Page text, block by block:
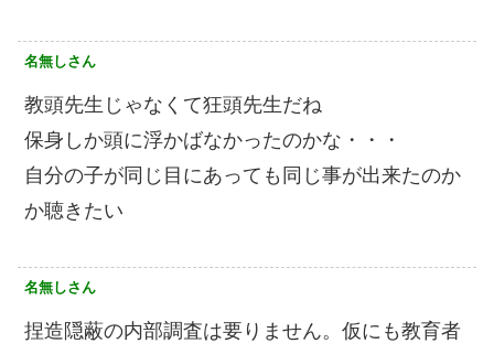
名無しさん
教頭先生じゃなくて狂頭先生だね
保身しか頭に浮かばなかったのかな・・・
自分の子が同じ目にあっても同じ事が出来たのか
か聴きたい
名無しさん
捏造隠蔽の内部調査は要りません。仮にも教育者